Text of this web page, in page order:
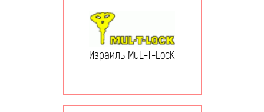
Израиль MuL-T-LocK